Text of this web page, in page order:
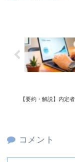
【要約・解説】内定
コメント